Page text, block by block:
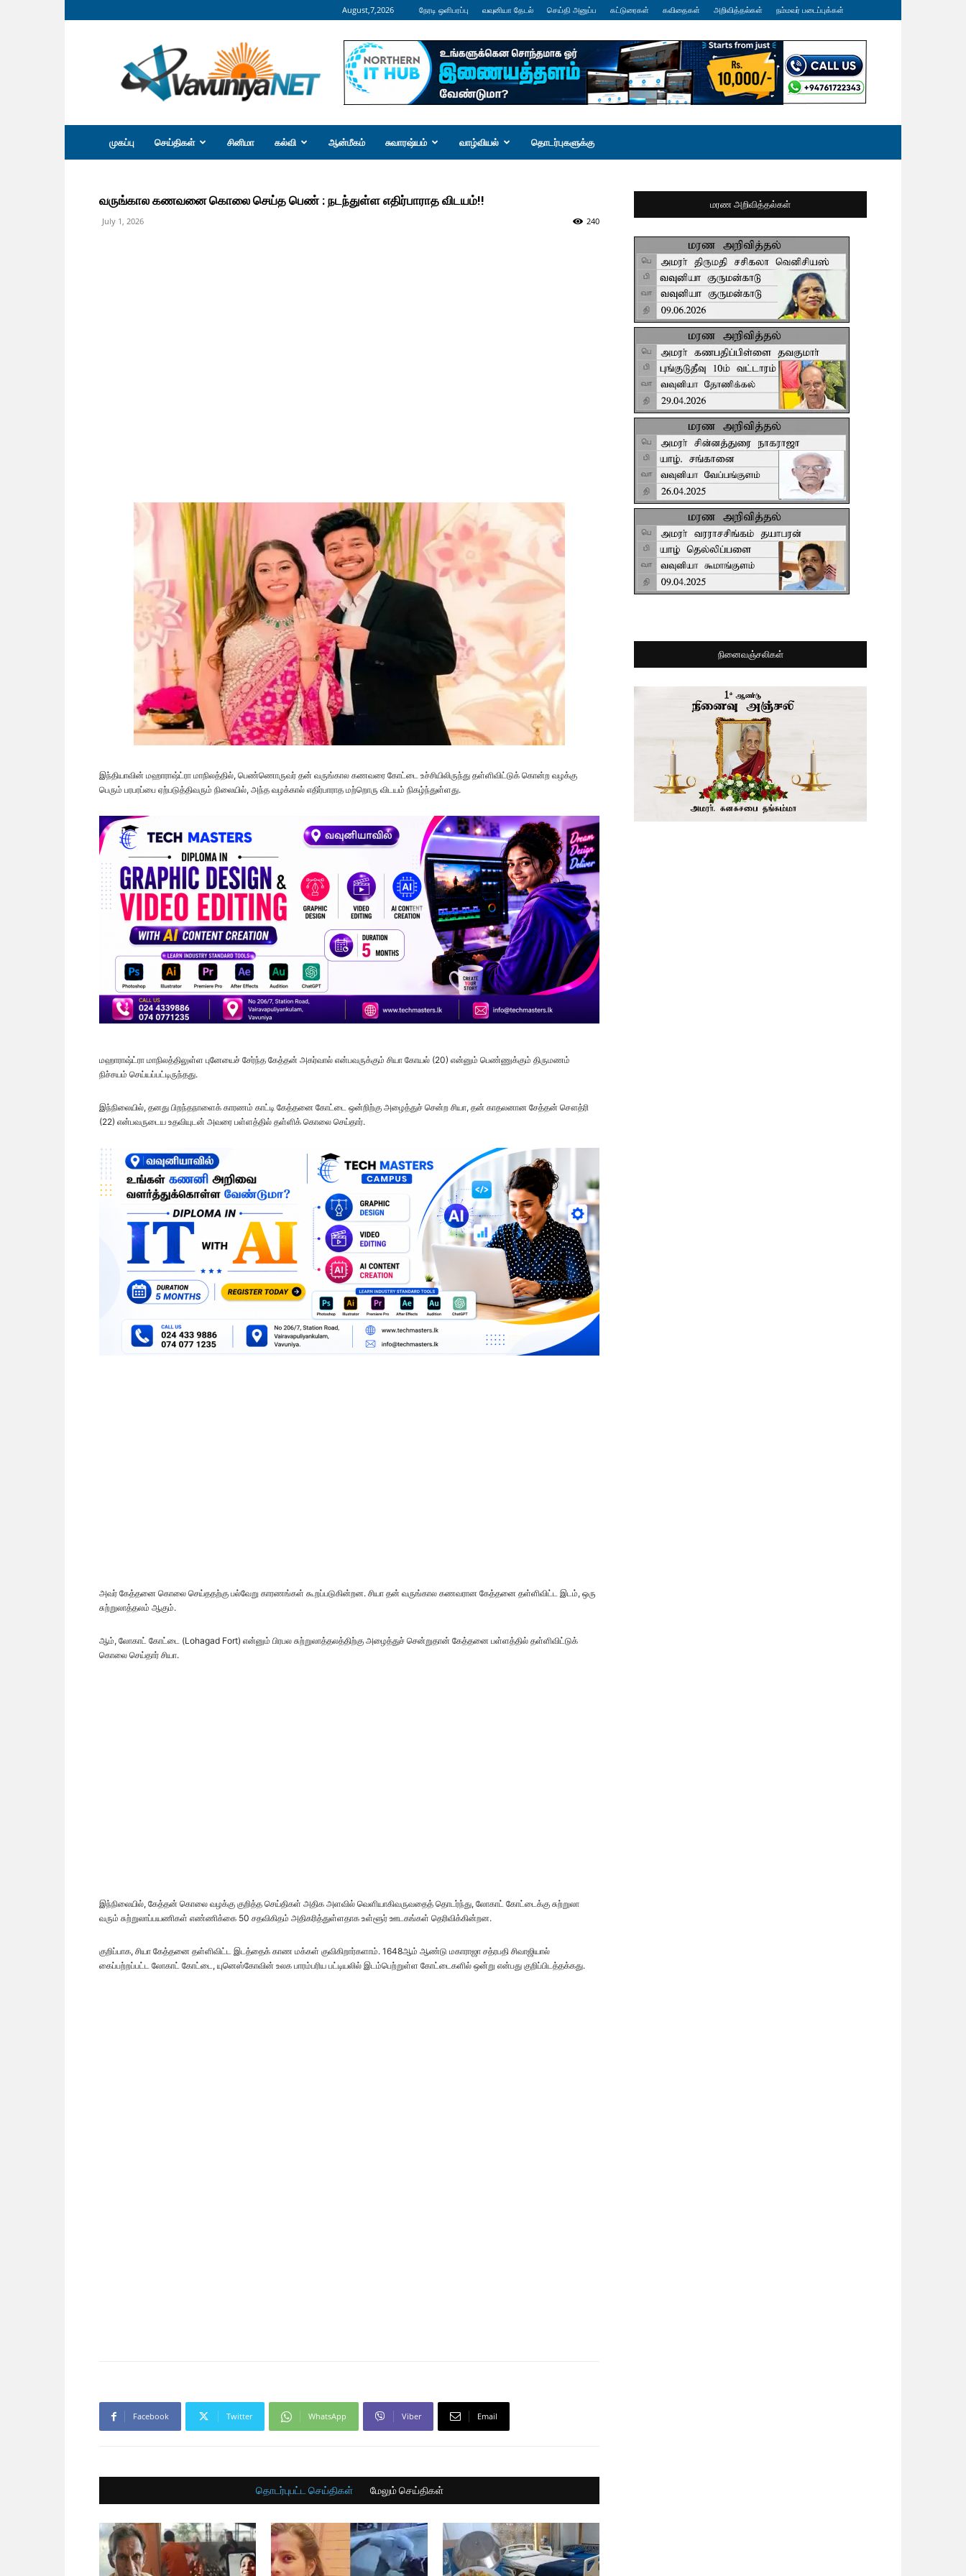
August,7,2026 நேரடி ஒளிபரப்பு வவுனியா தேடல் செய்தி அனுப்ப கட்டுரைகள் கவிதைகள் அறிவித்தல்கள் நம்மவர் படைப்புக்கள்
வவுனியா
நெற்
முகப்பு செய்திகள் சினிமா கல்வி ஆன்மீகம் சுவாரஷ்யம் வாழ்வியல் தொடர்புகளுக்கு
வருங்கால கணவனை கொலை செய்த பெண் : நடந்துள்ள எதிர்பாராத விடயம்!!
July 1, 2026 240
இந்தியாவின் மஹாராஷ்ட்ரா மாநிலத்தில், பெண்ணொருவர் தன் வருங்கால கணவரை கோட்டை உச்சியிலிருந்து தள்ளிவிட்டுக் கொன்ற வழக்கு
பெரும் பரபரப்பை ஏற்படுத்திவரும் நிலையில், அந்த வழக்கால் எதிர்பாராத மற்றொரு விடயம் நிகழ்ந்துள்ளது.
மஹாராஷ்ட்ரா மாநிலத்திலுள்ள புனேயைச் சேர்ந்த கேத்தன் அகர்வால் என்பவருக்கும் சியா கோயல் (20) என்னும் பெண்ணுக்கும் திருமணம்
நிச்சயம் செய்யப்பட்டிருந்தது.
இந்நிலையில், தனது பிறந்தநாளைக் காரணம் காட்டி கேத்தனை கோட்டை ஒன்றிற்கு அழைத்துச் சென்ற சியா, தன் காதலனான சேத்தன் சௌத்ரி
(22) என்பவருடைய உதவியுடன் அவரை பள்ளத்தில் தள்ளிக் கொலை செய்தார்.
அவர் கேத்தனை கொலை செய்ததற்கு பல்வேறு காரணங்கள் கூறப்படுகின்றன. சியா தன் வருங்கால கணவரான கேத்தனை தள்ளிவிட்ட இடம், ஒரு
சுற்றுலாத்தலம் ஆகும்.
ஆம், லோகாட் கோட்டை (Lohagad Fort) என்னும் பிரபல சுற்றுலாத்தலத்திற்கு அழைத்துச் சென்றுதான் கேத்தனை பள்ளத்தில் தள்ளிவிட்டுக்
கொலை செய்தார் சியா.
இந்நிலையில், கேத்தன் கொலை வழக்கு குறித்த செய்திகள் அதிக அளவில் வெளியாகிவருவதைத் தொடர்ந்து, லோகாட் கோட்டைக்கு சுற்றுலா
வரும் சுற்றுலாப்பயணிகள் எண்ணிக்கை 50 சதவிகிதம் அதிகரித்துள்ளதாக உள்ளூர் ஊடகங்கள் தெரிவிக்கின்றன.
குறிப்பாக, சியா கேத்தனை தள்ளிவிட்ட இடத்தைக் காண மக்கள் குவிகிறார்களாம். 1648ஆம் ஆண்டு மகாராஜா சத்ரபதி சிவாஜியால்
கைப்பற்றப்பட்ட லோகாட் கோட்டை, யுனெஸ்கோவின் உலக பாரம்பரிய பட்டியலில் இடம்பெற்றுள்ள கோட்டைகளில் ஒன்று என்பது குறிப்பிடத்தக்கது.
Facebook Twitter WhatsApp Viber Email
தொடர்புபட்ட செய்திகள் மேலும் செய்திகள்
மரண அறிவித்தல்கள்
நினைவஞ்சலிகள்